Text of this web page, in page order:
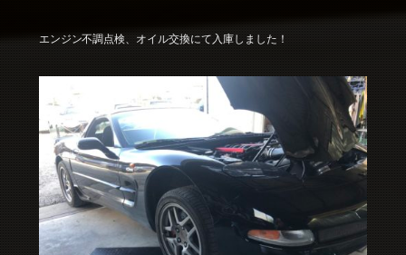
エンジン不調点検、オイル交換にて入庫しました！